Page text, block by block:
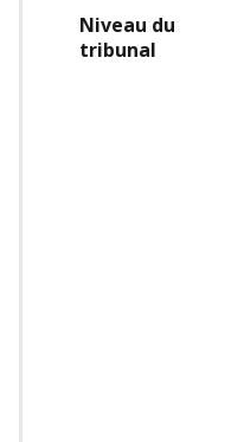
Niveau du
tribunal